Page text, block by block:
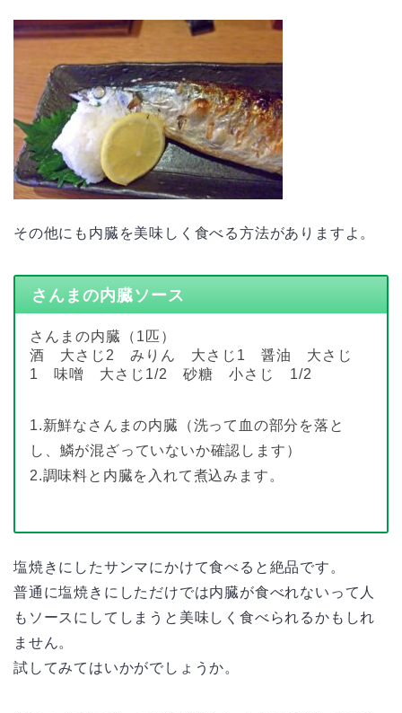
その他にも内臓を美味しく食べる方法がありますよ。
さんまの内臓ソース
さんまの内臓（1匹）
酒 大さじ2 みりん 大さじ1 醤油 大さじ
1 味噌 大さじ1/2 砂糖 小さじ 1/2
1.新鮮なさんまの内臓（洗って血の部分を落と
し、鱗が混ざっていないか確認します）
2.調味料と内臓を入れて煮込みます。
塩焼きにしたサンマにかけて食べると絶品です。
普通に塩焼きにしただけでは内臓が食べれないって人
もソースにしてしまうと美味しく食べられるかもしれ
ません。
試してみてはいかがでしょうか。